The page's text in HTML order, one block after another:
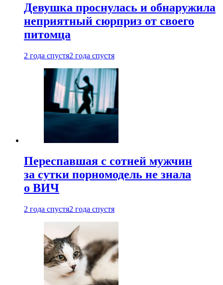
Девушка проснулась и обнаружила
неприятный сюрприз от своего
питомца
2 года спустя2 года спустя
Переспавшая с сотней мужчин
за сутки порномодель не знала
о ВИЧ
2 года спустя2 года спустя